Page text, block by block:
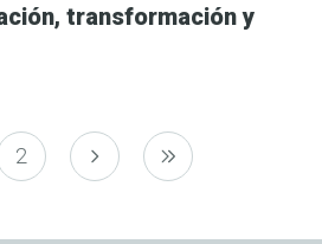
transformación y
Página
2
Página siguente
Última página